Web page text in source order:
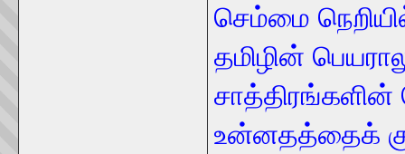
செம்மை
தமிழின்
சாத்திரங்களின்
உன்னதத்தைக்